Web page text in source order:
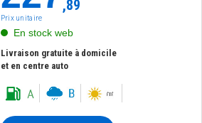
,89
Prix unitaire
En stock web
Livraison gratuite à domicile
et en centre auto